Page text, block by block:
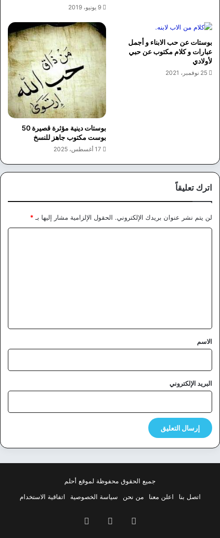
9 يونيو، 2019
بوستات عن حب الابناء و أجمل
عبارات و كلام مكتوب عن حبي
لأولادي
25 نوفمبر، 2021
بوستات دينية مؤثرة قصيرة 50
بوست مكتوب جاهز للنسخ
17 أغسطس، 2025
اترك تعليقاً
لن يتم نشر عنوان بريدك الإلكتروني. الحقول الإلزامية مشار إليها بـ *
*
الاسم
البريد الإلكتروني
جميع الحقوق محفوظة لموقع أحلم
اتصل بنا
اعلن معنا من نحن سياسة الخصوصية اتفاقية الاستخدام
فيسبوك